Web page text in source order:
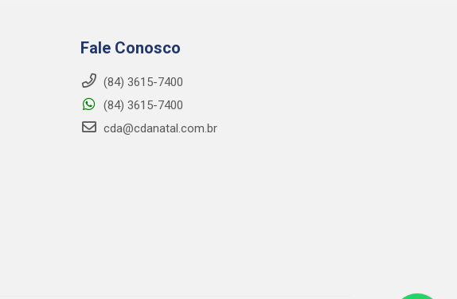
Fale Conosco
(84) 3615-7400
(84) 3615-7400
cda@cdanatal.com.br